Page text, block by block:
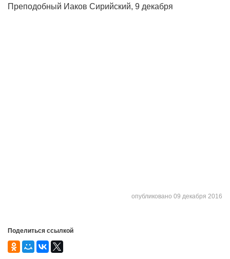
Преподобный Иаков Сирийский, 9 декабря
опубликовано 09 декабря 2016
Поделиться ссылкой